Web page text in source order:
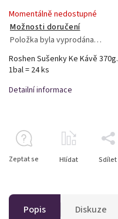
Momentálně nedostupné
Možnosti doručení
Položka byla vyprodána…
Roshen Sušenky Ke Kávě 370g.
1bal = 24 ks
Detailní informace
Zeptat se Hlídat Sdílet
Popis Diskuze